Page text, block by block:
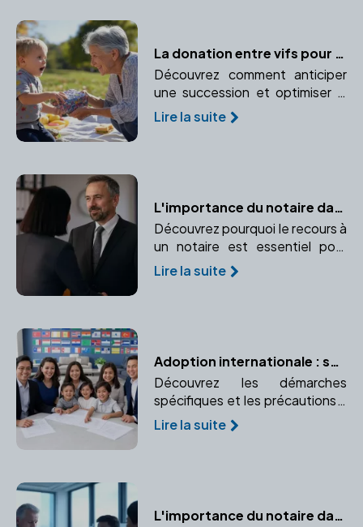
La donation entre vifs pour optimiser la transmission de patrimoine
Découvrez comment anticiper
une succession et optimiser la
transmission de votre
patrimoine grâce à la donation
proches.
Lire la suite
L'importance du notaire dans une donation : conseils et sécurité
Découvrez pourquoi le recours à
un notaire est essentiel pour
sécuriser et optimiser une
donation. Apprenez-en plus sur
Lire la suite
Adoption internationale : spécificités et précautions
Découvrez les démarches
spécifiques et les précautions à
prendre pour une adoption à
l'étranger. Comprendre le rôle
Lire la suite
L'importance du notaire dans la création d'entreprise